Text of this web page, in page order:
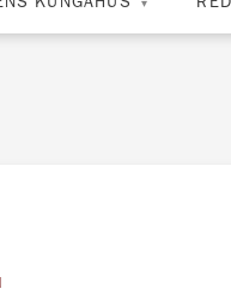
KUNGAHUS